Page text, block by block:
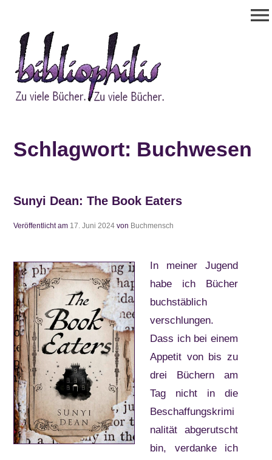
springen
menu
Schlagwort: Buchwesen
Sunyi Dean: The Book Eaters
Veröffentlicht am 17. Juni 2024 von Buchmensch
In meiner Jugend
habe ich Bücher
buchstäblich
verschlungen.
Dass ich bei einem
Appetit von bis zu
drei Büchern am
Tag nicht in die
Beschaffungskrimi
nalität abgerutscht
bin, verdanke ich